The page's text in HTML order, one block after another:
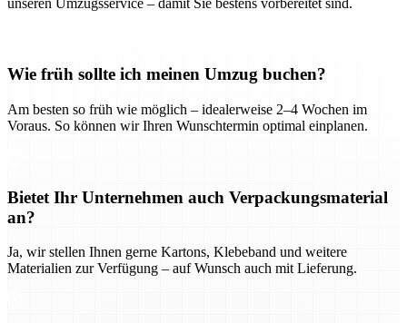
Wie früh sollte ich meinen Umzug buchen?
Am besten so früh wie möglich – idealerweise 2–4 Wochen im
Voraus. So können wir Ihren Wunschtermin optimal einplanen.
Bietet Ihr Unternehmen auch Verpackungsmaterial
an?
Ja, wir stellen Ihnen gerne Kartons, Klebeband und weitere
Materialien zur Verfügung – auf Wunsch auch mit Lieferung.